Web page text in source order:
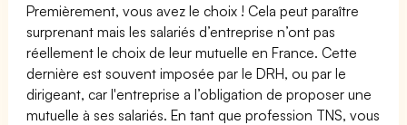
Premièrement, vous avez le choix ! Cela peut paraître
surprenant mais les salariés d’entreprise n’ont pas
réellement le choix de leur mutuelle en France. Cette
dernière est souvent imposée par le DRH, ou par le
dirigeant, car l'entreprise a l’obligation de proposer une
mutuelle à ses salariés. En tant que profession TNS, vous